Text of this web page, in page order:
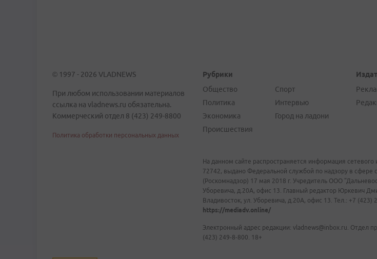
© 1997 - 2026 VLADNEWS
При любом использовании материалов
ссылка на vladnews.ru обязательна.
Коммерческий отдел 8 (423) 249-8800
Политика обработки персональных данных
Рубрики
Общество
Политика
Экономика
Происшествия
Спорт
Интервью
Город на ладони
На данном сайте распространяется информация
72742, выдано Федеральной службой по надзору в
(Роскомнадзор) 17 мая 2018 г. Учредитель ООО
Уборевича, д.20А, офис 13. Главный редактор Юркевич
Владивосток, ул. Уборевича, д.20А, офис 13. Тел.: +7 (423)
https://mediadv.online/
Электронный адрес редакции: vladnews@inbox.ru. Отдел
(423) 249-8-800. 18+